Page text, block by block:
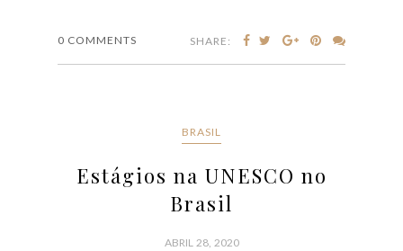
0 COMMENTS SHARE:
BRASIL
Estágios na UNESCO no
Brasil
ABRIL 28, 2020